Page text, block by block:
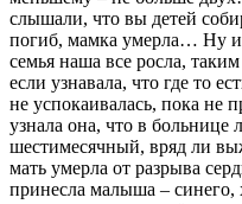
слышали, что вы детей
погиб, мамка умерла… Ну
семья наша все росла,
если узнавала, что где то
не успокаивалась, пока не
узнала она, что в
шестимесячный, вряд ли
мать умерла от разрыва
принесла малыша –